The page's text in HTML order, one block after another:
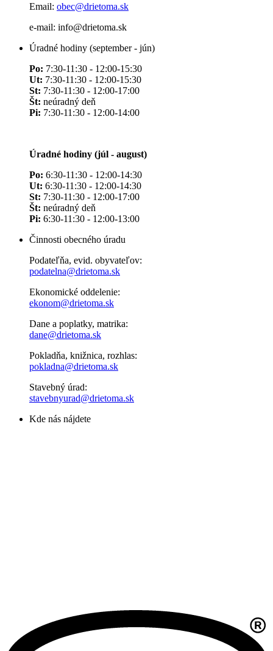
Email: obec@drietoma.sk
e-mail: info@drietoma.sk
Úradné hodiny (september - jún)
Po: 7:30-11:30 - 12:00-15:30
Ut: 7:30-11:30 - 12:00-15:30
St: 7:30-11:30 - 12:00-17:00
Št: neúradný deň
Pi: 7:30-11:30 - 12:00-14:00
Úradné hodiny (júl - august)
Po: 6:30-11:30 - 12:00-14:30
Ut: 6:30-11:30 - 12:00-14:30
St: 7:30-11:30 - 12:00-17:00
Št: neúradný deň
Pi: 6:30-11:30 - 12:00-13:00
Činnosti obecného úradu
Podateľňa, evid. obyvateľov:
podatelna@drietoma.sk
Ekonomické oddelenie:
ekonom@drietoma.sk
Dane a poplatky, matrika:
dane@drietoma.sk
Pokladňa, knižnica, rozhlas:
pokladna@drietoma.sk
Stavebný úrad:
stavebnyurad@drietoma.sk
Kde nás nájdete